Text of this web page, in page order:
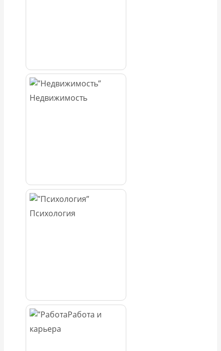
Недвижимость
Психология
Работа и
карьера